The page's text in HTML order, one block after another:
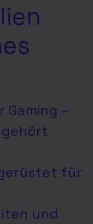
Gaming –
für
und